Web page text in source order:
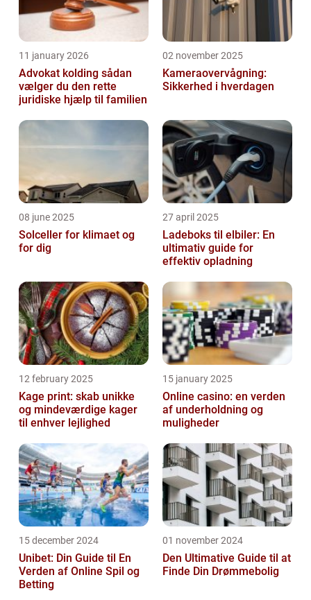
11 january 2026
Advokat kolding sådan
vælger du den rette
juridiske hjælp til familien
02 november 2025
Kameraovervågning:
Sikkerhed i hverdagen
08 june 2025
Solceller for klimaet og
for dig
27 april 2025
Ladeboks til elbiler: En
ultimativ guide for
effektiv opladning
12 february 2025
Kage print: skab unikke
og mindeværdige kager
til enhver lejlighed
15 january 2025
Online casino: en verden
af underholdning og
muligheder
15 december 2024
Unibet: Din Guide til En
Verden af Online Spil og
Betting
01 november 2024
Den Ultimative Guide til at
Finde Din Drømmebolig